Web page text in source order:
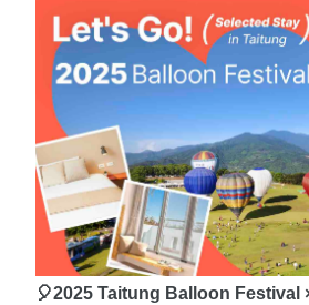
🎈2025 Taitung Balloon Festival